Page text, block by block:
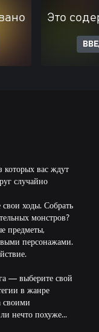
Это
которых вас ждут
случайно
ходы. Собрать
монстров?
предметы,
персонажами.
— выберите свой
в жанре
своими
нечто похуже...